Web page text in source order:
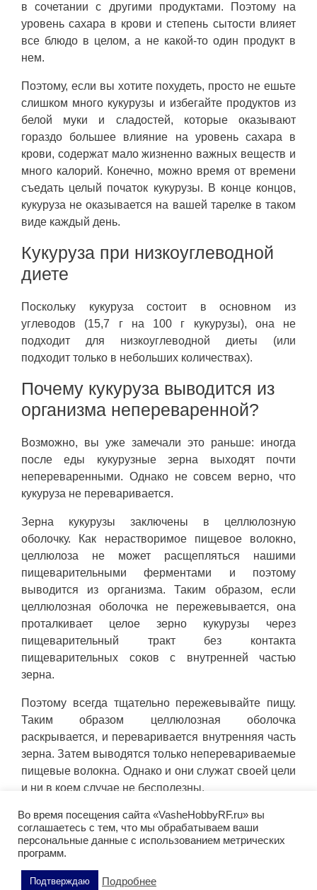
в сочетании с другими продуктами. Поэтому на
уровень сахара в крови и степень сытости влияет
все блюдо в целом, а не какой-то один продукт в
нем.
Поэтому, если вы хотите похудеть, просто не ешьте
слишком много кукурузы и избегайте продуктов из
белой муки и сладостей, которые оказывают
гораздо большее влияние на уровень сахара в
крови, содержат мало жизненно важных веществ и
много калорий. Конечно, можно время от времени
съедать целый початок кукурузы. В конце концов,
кукуруза не оказывается на вашей тарелке в таком
виде каждый день.
Кукуруза при низкоуглеводной
диете
Поскольку кукуруза состоит в основном из
углеводов (15,7 г на 100 г кукурузы), она не
подходит для низкоуглеводной диеты (или
подходит только в небольших количествах).
Почему кукуруза выводится из
организма непереваренной?
Возможно, вы уже замечали это раньше: иногда
после еды кукурузные зерна выходят почти
непереваренными. Однако не совсем верно, что
кукуруза не переваривается.
Зерна кукурузы заключены в целлюлозную
оболочку. Как нерастворимое пищевое волокно,
целлюлоза не может расщепляться нашими
пищеварительными ферментами и поэтому
выводится из организма. Таким образом, если
целлюлозная оболочка не пережевывается, она
проталкивает целое зерно кукурузы через
пищеварительный тракт без контакта
пищеварительных соков с внутренней частью
зерна.
Поэтому всегда тщательно пережевывайте пищу.
Таким образом целлюлозная оболочка
раскрывается, и переваривается внутренняя часть
зерна. Затем выводятся только неперевариваемые
пищевые волокна. Однако и они служат своей цели
и ни в коем случае не бесполезны.
Организм не может получить доступ к
содержащимся в кукурузе витаминам и минералам,
если зерна остаются неповрежденными. Но они
полезных наполнителей. Это поддерживает
Во время посещения сайта «VasheHobbyRF.ru» вы
соглашаетесь с тем, что мы обрабатываем ваши
персональные данные с использованием метрических
программ.
Подтверждаю Подробнее